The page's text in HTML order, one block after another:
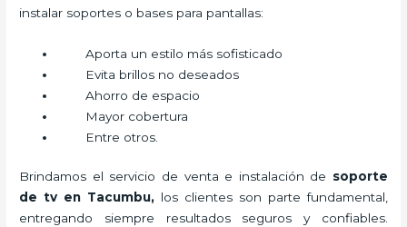
instalar soportes o bases para pantallas:
Aporta un estilo más sofisticado
Evita brillos no deseados
Ahorro de espacio
Mayor cobertura
Entre otros.
Brindamos el servicio de venta e instalación de soporte
de tv en Tacumbu, los clientes son parte fundamental,
entregando siempre resultados seguros y confiables.